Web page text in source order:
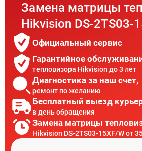
Замена матрицы
Hikvision DS-2TS03-
Официальный сервис
Гарантийное
тепловизора Hikvision до 3 лет
Диагностика за наш счет,
ремонт по желанию
Бесплатный выезд
в день обращения
Замена матрицы
Hikvision DS-2TS03-15XF/W от